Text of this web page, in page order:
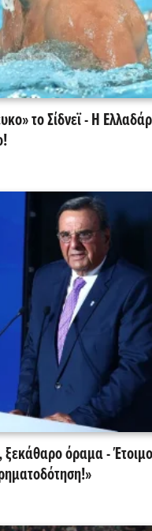
το Σίδνεϊ - Η
όραμα -